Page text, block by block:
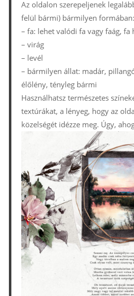
Az oldalon szerepeljenek
felül bármi) bármilyen formában:
– fa: lehet valódi fa vagy faág, fa
– virág
– levél
– bármilyen állat: madár,
élőlény, tényleg bármi
Használhatsz természetes
textúrákat, a lényeg, hogy az
közelségét idézze meg. Úgy,